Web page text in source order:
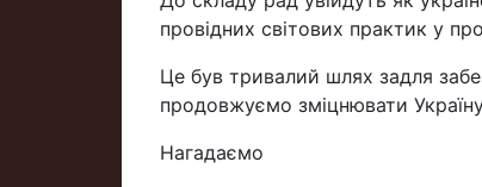
провідних світових практик у
Це був тривалий шлях задля
продовжуємо зміцнювати
Нагадаємо